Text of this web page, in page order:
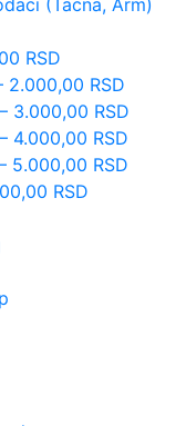
RSD
2.000,00 RSD
3.000,00 RSD
4.000,00 RSD
5.000,00 RSD
RSD